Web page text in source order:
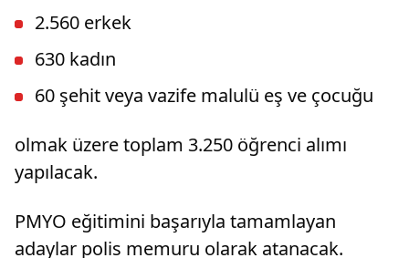
2.560 erkek
630 kadın
60 şehit veya vazife malulü eş ve çocuğu
olmak üzere toplam 3.250 öğrenci alımı
yapılacak.
PMYO eğitimini başarıyla tamamlayan
adaylar polis memuru olarak atanacak.